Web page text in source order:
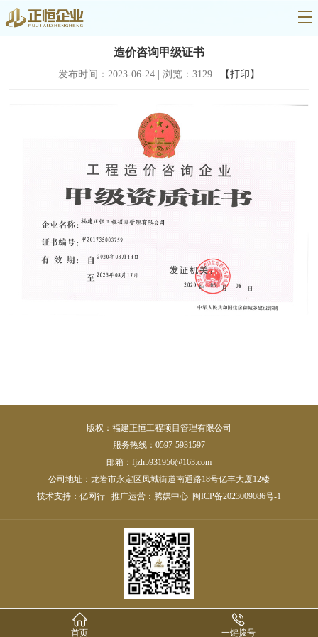
造价咨询甲级证书
发布时间：2023-06-24 | 浏览：3129 | 【打印】
版权：福建正恒工程项目管理有限公司
服务热线：0597-5931597
邮箱：fjzh5931956@163.com
公司地址：龙岩市永定区凤城街道南通路18号亿丰大厦12楼
技术支持： 亿网行 推广运营： 腾媒中心 闽ICP备2023009086号-1

首页

一键拨号